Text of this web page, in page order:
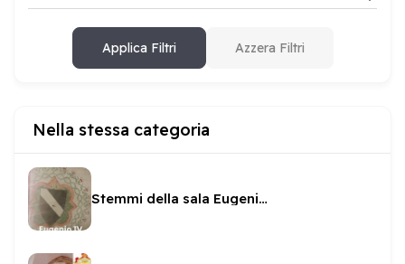
Applica Filtri Azzera Filtri
Nella stessa categoria
Stemmi della sala Eugenio IV